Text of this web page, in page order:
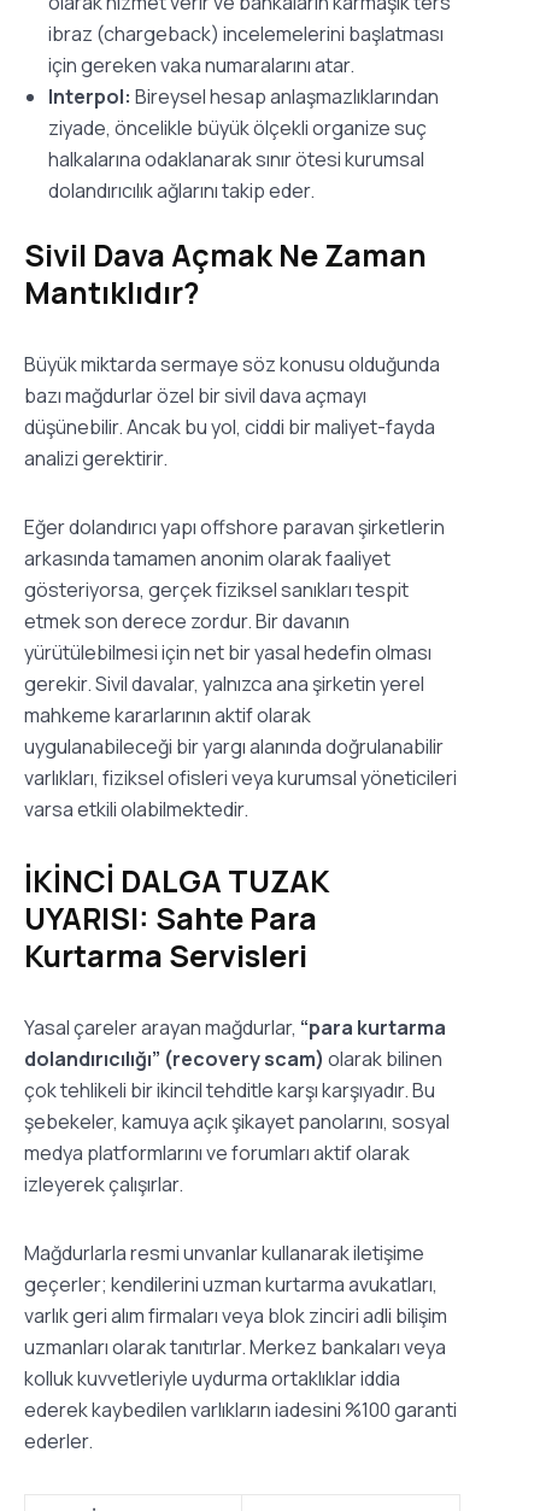
ibraz (chargeback) incelemelerini başlatması
için gereken vaka numaralarını atar.
Interpol: Bireysel hesap anlaşmazlıklarından
ziyade, öncelikle büyük ölçekli organize suç
halkalarına odaklanarak sınır ötesi kurumsal
dolandırıcılık ağlarını takip eder.
Sivil Dava Açmak Ne Zaman
Mantıklıdır?
Büyük miktarda sermaye söz konusu olduğunda
bazı mağdurlar özel bir sivil dava açmayı
düşünebilir. Ancak bu yol, ciddi bir maliyet-fayda
analizi gerektirir.
Eğer dolandırıcı yapı offshore paravan şirketlerin
arkasında tamamen anonim olarak faaliyet
gösteriyorsa, gerçek fiziksel sanıkları tespit
etmek son derece zordur. Bir davanın
yürütülebilmesi için net bir yasal hedefin olması
gerekir. Sivil davalar, yalnızca ana şirketin yerel
mahkeme kararlarının aktif olarak
uygulanabileceği bir yargı alanında doğrulanabilir
varlıkları, fiziksel ofisleri veya kurumsal yöneticileri
varsa etkili olabilmektedir.
İKİNCİ DALGA TUZAK
UYARISI: Sahte Para
Kurtarma Servisleri
Yasal çareler arayan mağdurlar, “para kurtarma
dolandırıcılığı” (recovery scam) olarak bilinen
çok tehlikeli bir ikincil tehditle karşı karşıyadır. Bu
şebekeler, kamuya açık şikayet panolarını, sosyal
medya platformlarını ve forumları aktif olarak
izleyerek çalışırlar.
Mağdurlarla resmi unvanlar kullanarak iletişime
geçerler; kendilerini uzman kurtarma avukatları,
varlık geri alım firmaları veya blok zinciri adli bilişim
uzmanları olarak tanıtırlar. Merkez bankaları veya
kolluk kuvvetleriyle uydurma ortaklıklar iddia
ederek kaybedilen varlıkların iadesini %100 garanti
ederler.